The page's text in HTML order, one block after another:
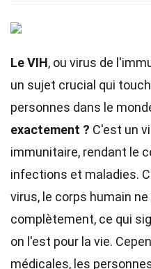
Le VIH, ou virus de
un sujet crucial qui
personnes dans le
exactement ? C'est un
immunitaire, rendant le
infections et maladies.
virus, le corps humain
complètement, ce qui
on l'est pour la vie.
médicales, les